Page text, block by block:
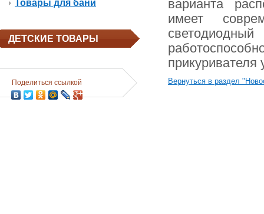
Товары для бани
ДЕТСКИЕ ТОВАРЫ
Поделиться ссылкой
варианта
имеет
Вернуться в раздел